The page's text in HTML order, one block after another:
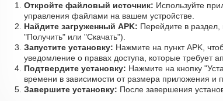
Откройте файловый источник: Используйте
управления файлами на вашем устройстве.
Найдите загруженный APK: Перейдите в раздел,
"Получить" или "Скачать").
Запустите установку: Нажмите на пункт APK,
уведомление о правах доступа, которые требует
Подтвердите установку: Нажмите на кнопку
времени в зависимости от размера приложения и
Завершите установку: После завершения